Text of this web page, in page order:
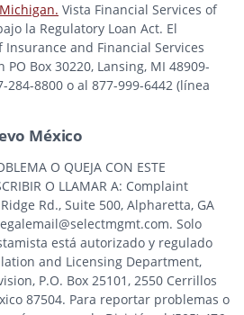
Vista Financial Services of
la Regulatory Loan Act. El
and Financial Services
Box 30220, Lansing, MI 48909-
8800 o al 877-999-6442 (línea
México
O QUEJA CON ESTE
O LLAMAR A: Complaint
Rd., Suite 500, Alpharetta, GA
Solo
está autorizado y regulado
and Licensing Department,
P.O. Box 25101, 2550 Cerrillos
87504. Para reportar problemas o